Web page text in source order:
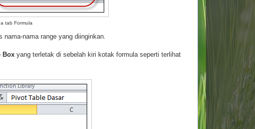
tab Formula
nama range yang diinginkan.
Box yang terletak di sebelah kiri kotak formula seperti terlihat